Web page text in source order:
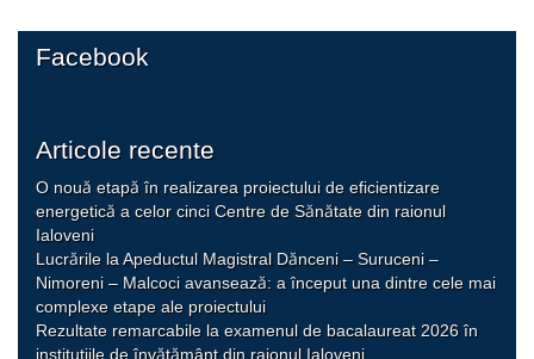
Facebook
Articole recente
O nouă etapă în realizarea proiectului de eficientizare
energetică a celor cinci Centre de Sănătate din raionul
Ialoveni
Lucrările la Apeductul Magistral Dănceni – Suruceni –
Nimoreni – Malcoci avansează: a început una dintre cele mai
complexe etape ale proiectului
Rezultate remarcabile la examenul de bacalaureat 2026 în
instituțiile de învățământ din raionul Ialoveni